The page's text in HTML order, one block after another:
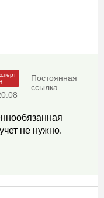
Постоянная
ссылка
не нужно.